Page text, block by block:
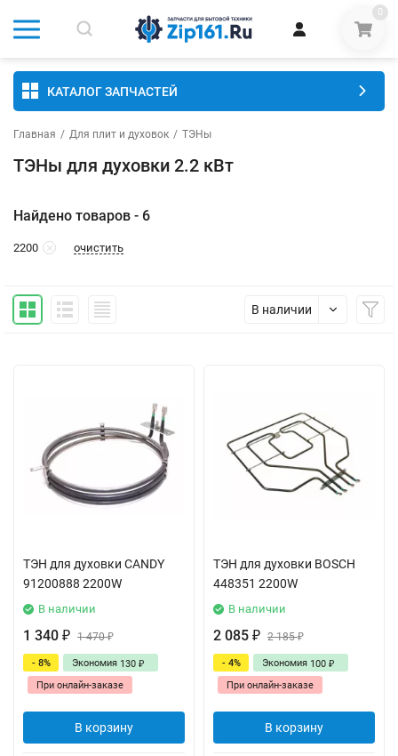
0
КАТАЛОГ ЗАПЧАСТЕЙ
Главная / Для плит и духовок / ТЭНы
ТЭНы для духовки 2.2 кВт
Найдено товаров - 6
2200 очистить
В наличии
ТЭН для духовки CANDY
91200888 2200W
В наличии
1 340 ₽ 1 470₽
- 8% Экономия 130 ₽
При онлайн-заказе
В корзину
ТЭН для духовки BOSCH
448351 2200W
В наличии
2 085 ₽ 2 185₽
- 4% Экономия 100 ₽
При онлайн-заказе
В корзину